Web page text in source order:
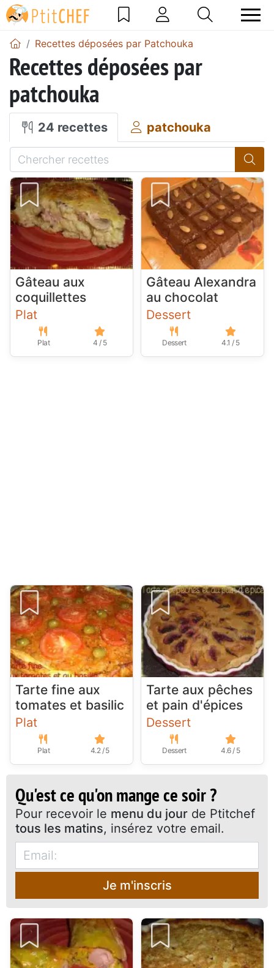
Recettes déposées par Patchouka
Recettes déposées par
patchouka
24 recettes patchouka
Gâteau aux
coquillettes
Plat
Plat 4 / 5
Gâteau Alexandra
au chocolat
Dessert
Dessert 4.1 / 5
Tarte fine aux
tomates et basilic
Plat
Plat 4.2 / 5
Tarte aux pêches
et pain d'épices
Dessert
Dessert 4.6 / 5
Qu'est ce qu'on mange ce soir ?
Pour recevoir le menu du jour de Ptitchef
tous les matins, insérez votre email.
Je m'inscris